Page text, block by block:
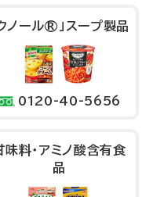
クノール®」 スープ製品
0120-40-5656
味料かんみりょう
・アミノ酸含有食
品